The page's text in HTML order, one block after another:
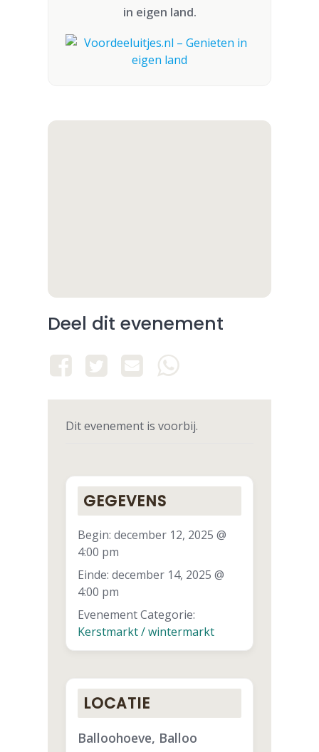
in eigen land.
Deel dit evenement
Dit evenement is voorbij.
GEGEVENS
Begin: december 12, 2025 @
4:00 pm
Einde: december 14, 2025 @
4:00 pm
Evenement Categorie:
Kerstmarkt / wintermarkt
LOCATIE
Balloohoeve, Balloo